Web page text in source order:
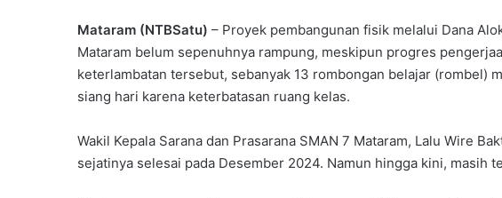
Mataram (NTBSatu) – Proyek pembangunan fisik melalui Dana
Mataram belum sepenuhnya rampung, meskipun progres
keterlambatan tersebut, sebanyak 13 rombongan belajar (rombel)
siang hari karena keterbatasan ruang kelas.
Wakil Kepala Sarana dan Prasarana SMAN 7 Mataram, Lalu Wire
sejatinya selesai pada Desember 2024. Namun hingga kini, masih